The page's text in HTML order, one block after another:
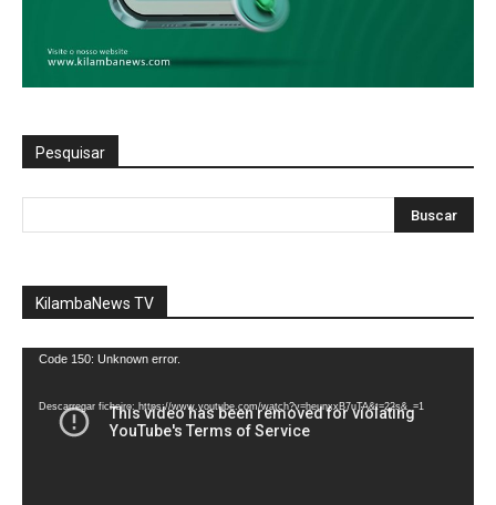
Pesquisar
KilambaNews TV
Reprodutor
vídeo
Code 150: Unknown error.
Descarregar ficheiro: https://www.youtube.com/watch?v=heunxxB7uTA&t=22s&_=1